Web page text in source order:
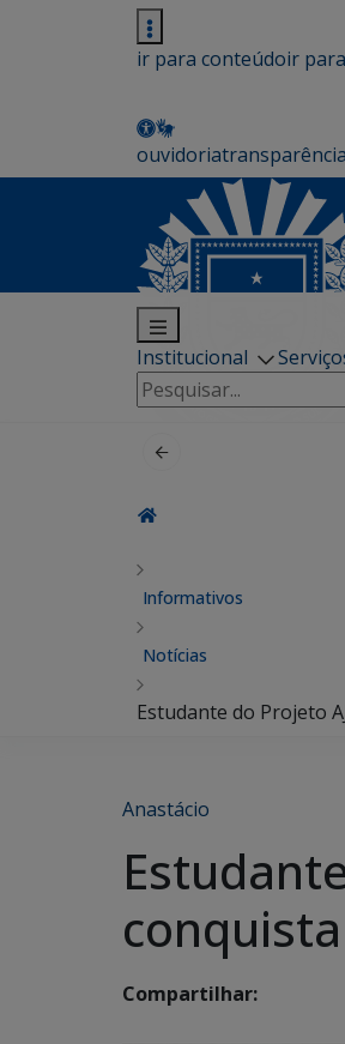
ir para conteúdoir
ouvidoriatransparência
Institucional
Pesquisar
por:
Informativos
Notícias
Estudante do Projeto
Anastácio
Compartilhar: